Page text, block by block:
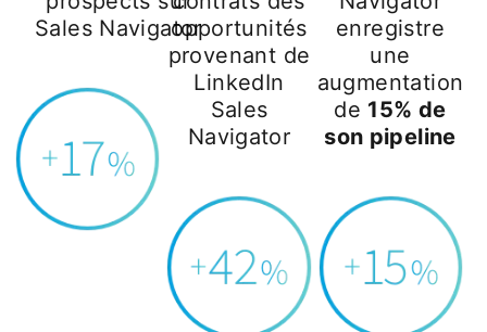
Sales Navigatoropportunités
provenant de
LinkedIn
Sales
Navigator
enregistre
une
augmentation
de 15% de
son pipeline